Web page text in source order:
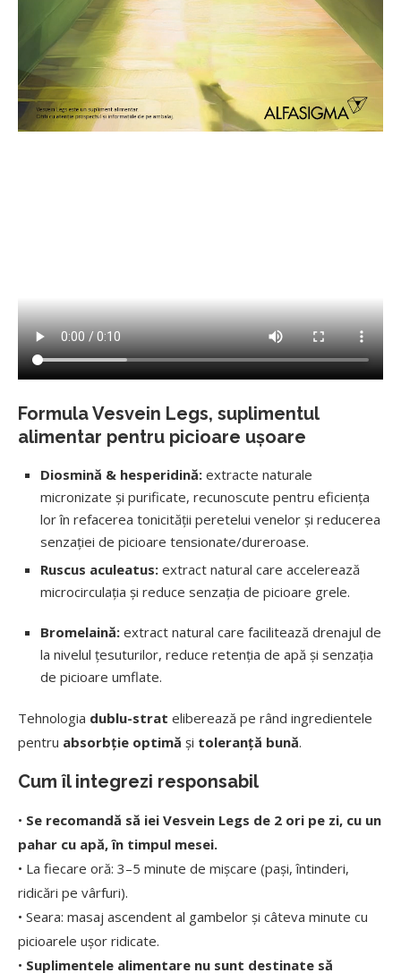
Formula Vesvein Legs, suplimentul
alimentar pentru picioare ușoare
Diosmină & hesperidină: extracte naturale
micronizate și purificate, recunoscute pentru eficiența
lor în refacerea tonicității peretelui venelor și reducerea
senzației de picioare tensionate/dureroase.
Ruscus aculeatus: extract natural care accelerează
microcirculația și reduce senzația de picioare grele.
Bromelaină: extract natural care facilitează drenajul de
la nivelul țesuturilor, reduce retenția de apă și senzația
de picioare umflate.
Tehnologia dublu-strat eliberează pe rând ingredientele
pentru absorbție optimă și toleranță bună.
Cum îl integrezi responsabil
• Se recomandă să iei Vesvein Legs de 2 ori pe zi, cu un
pahar cu apă, în timpul mesei.
• La fiecare oră: 3–5 minute de mișcare (pași, întinderi,
ridicări pe vârfuri).
• Seara: masaj ascendent al gambelor și câteva minute cu
picioarele ușor ridicate.
• Suplimentele alimentare nu sunt destinate să